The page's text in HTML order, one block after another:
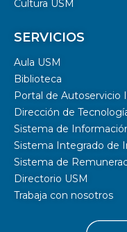
Cultura USM
SERVICIOS
Aula USM
Biblioteca
Portal de Autoservicio
Dirección de
Sistema de
Sistema Integrado de
Sistema de
Directorio USM
Trabaja con nosotros